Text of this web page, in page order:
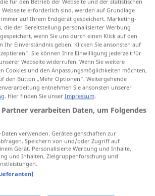
Übersetzung anklicken/antippen)
Knopf
für "Knopf"
erforderlich sind, werden auf Grundlage
auf Ihrem Endgerät gespeichert. Marketing-
die der Bereitstellung personalisierter Werbung
wenn Sie uns durch einen Klick auf den
Ihr Einverständnis geben. Klicken Sie ansonsten auf
Sie können Ihre Einwilligung jederzeit für
Webseite widerrufen. Wenn Sie weitere
Cookies und den Anpassungsmöglichkeiten möchten,
den Button „Mehr Optionen“. Weitergehende
entnehmen Sie ansonsten unserer
. Hier finden Sie unser Impressum.
verarbeiten Daten, um Folgendes
verwenden. Geräteeigenschaften zur
Speichern von und/oder Zugriff auf
Gerät. Personalisierte Werbung und Inhalte,
und Inhalten, Zielgruppenforschung und